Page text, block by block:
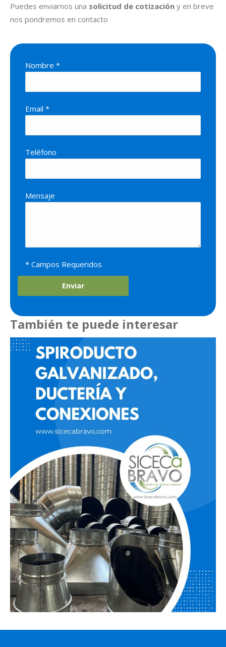
Puedes enviarnos una solicitud de cotización y en breve
nos pondremos en contacto
Nombre *
Email *
Teléfono
Mensaje
* Campos Requeridos
También te puede interesar